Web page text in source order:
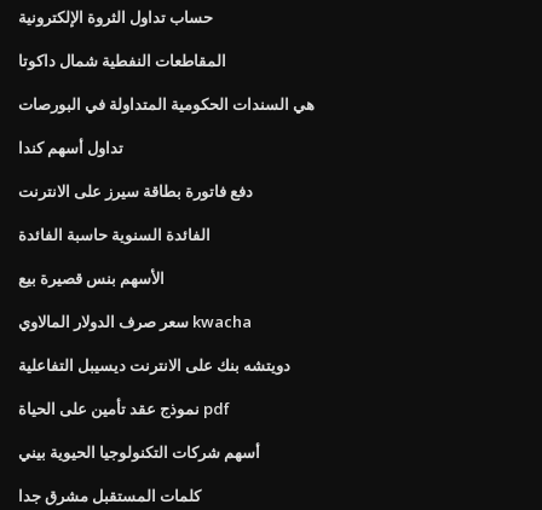
حساب تداول الثروة الإلكترونية
المقاطعات النفطية شمال داكوتا
هي السندات الحكومية المتداولة في البورصات
تداول أسهم كندا
دفع فاتورة بطاقة سيرز على الانترنت
الفائدة السنوية حاسبة الفائدة
الأسهم بنس قصيرة بيع
سعر صرف الدولار المالاوي kwacha
دويتشه بنك على الانترنت ديسيبل التفاعلية
نموذج عقد تأمين على الحياة pdf
أسهم شركات التكنولوجيا الحيوية بيني
كلمات المستقبل مشرق جدا